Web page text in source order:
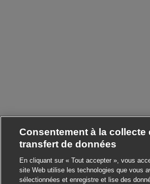
Consentement à la collecte
transfert de données
En cliquant sur « Tout accepter », vous
site Web utilise les technologies que vous
sélectionnées et enregistre et lise des